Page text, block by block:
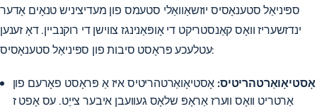
ספּיניאַל סטענאָסיס יוזשאַוואַלי סטעמס פון מעדיציניש טנאָים אָדער
ינדזשעריז וואָס קאַנסטריקט די אָופּאַנינגז צווישן די רוקנביין. דאָ זענען
עטלעכע פּראָסט סיבות פון ספּיניאַל סטענאָסיס:
אָסטיאָואַרטהריטיס:אָסטיאָואַרטהריטיס איז אַ פּראָסט פאָרעם פון
אַרטריט וואָס ווערז אַראָפּ שלאָס געוועבן איבער צייַט. עס אָפט ז